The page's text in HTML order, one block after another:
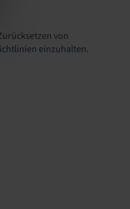
von
einzuhalten.